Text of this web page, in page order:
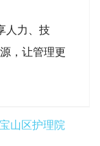
人力、技
，让管理更
宝山区护理院